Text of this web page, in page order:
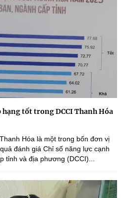
hạng tốt trong DCCI Thanh Hóa
Hóa là một trong bốn đơn vị
đánh giá Chỉ số năng lực cạnh
tỉnh và địa phương (DCCI)...